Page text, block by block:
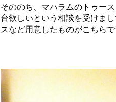
そののち、マハラムのトゥー
台欲しいという相談を受けま
スなど用意したものがこちらで